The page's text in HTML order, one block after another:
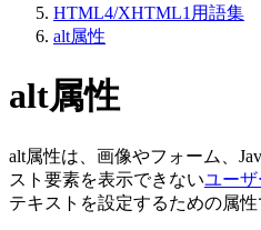
HTML4/XHTML1用語集
alt属性
alt属性
alt属性は、画像やフォーム、
スト要素を表示できないユーザ
テキストを設定するための属性